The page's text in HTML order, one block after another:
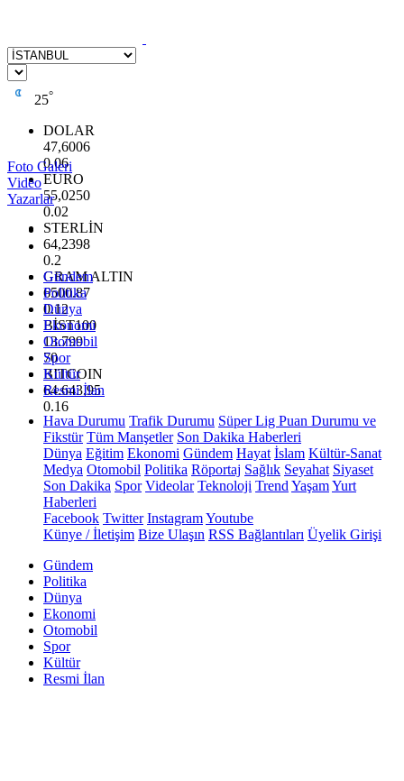
25°
DOLAR
47,6006
0.06
EURO
55,0250
0.02
STERLİN
64,2398
0.2
GRAM ALTIN
6500.87
0.12
BİST100
13.799
70
BITCOIN
64.643,95
0.16
Foto Galeri
Video
Yazarlar
Gündem
Politika
Dünya
Ekonomi
Otomobil
Spor
Kültür
Resmi İlan
Hava Durumu Trafik Durumu Süper Lig Puan Durumu ve
Fikstür Tüm Manşetler Son Dakika Haberleri
Dünya Eğitim Ekonomi Gündem Hayat İslam Kültür-Sanat
Medya Otomobil Politika Röportaj Sağlık Seyahat Siyaset
Son Dakika Spor Videolar Teknoloji Trend YaşamYurt
Haberleri
Facebook Twitter InstagramYoutube
Künye / İletişim Bize Ulaşın RSS Bağlantıları Üyelik Girişi
Gündem
Politika
Dünya
Ekonomi
Otomobil
Spor
Kültür
Resmi İlan